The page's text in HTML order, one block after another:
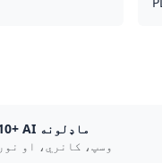
10+ AI ماډلونه
وسپ، کانري، او نور